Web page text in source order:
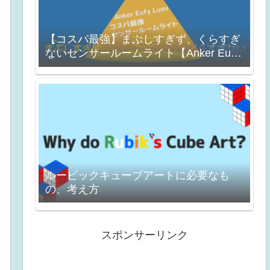
【コスパ最強】まぶしすぎず、くらすぎ
ないセンサールームライト【Anker Eufy
Lumi】
ルービックキューブアートに必要なも
の、考え方
スポンサーリンク